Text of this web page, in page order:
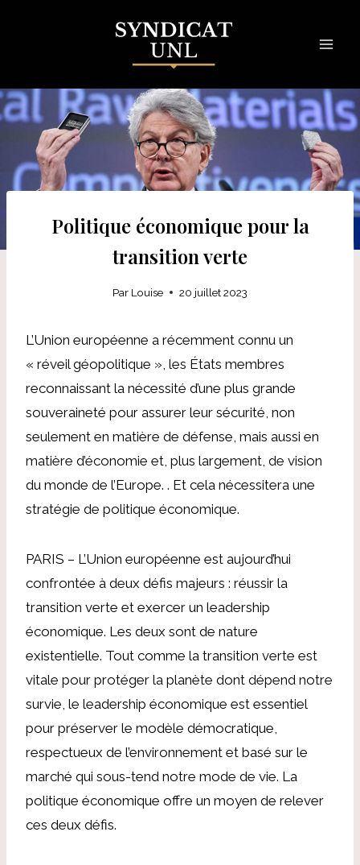
Politique économique pour la
transition verte
Par Louise 20 juillet 2023
L’Union européenne a récemment connu un
« réveil géopolitique », les États membres
reconnaissant la nécessité d’une plus grande
souveraineté pour assurer leur sécurité, non
seulement en matière de défense, mais aussi en
matière d’économie et, plus largement, de vision
du monde de l’Europe. . Et cela nécessitera une
stratégie de politique économique.
PARIS – L’Union européenne est aujourd’hui
confrontée à deux défis majeurs : réussir la
transition verte et exercer un leadership
économique. Les deux sont de nature
existentielle. Tout comme la transition verte est
vitale pour protéger la planète dont dépend notre
survie, le leadership économique est essentiel
pour préserver le modèle démocratique,
respectueux de l’environnement et basé sur le
marché qui sous-tend notre mode de vie. La
politique économique offre un moyen de relever
ces deux défis.